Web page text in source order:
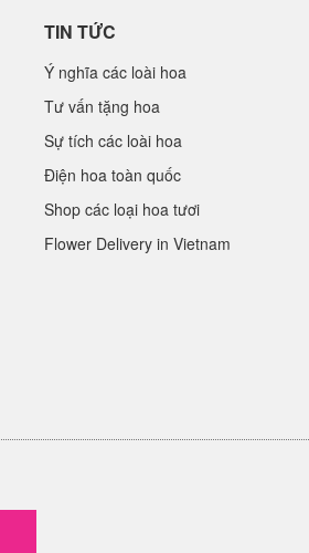
TIN TỨC
Ý nghĩa các loài hoa
Tư vấn tặng hoa
Sự tích các loài hoa
Điện hoa toàn quốc
Shop các loại hoa tươi
Flower Delivery in Vietnam